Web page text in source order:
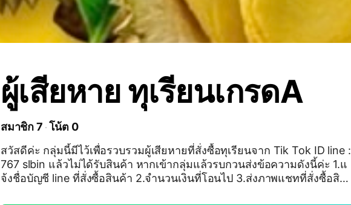
ผู้เสียหาย ทุเรียนเกรดA
สมาชิก 7 โน้ต 0
สวัสดีค่ะ กลุ่มนี้มีไว้เพื่อรวบรวมผู้เสียหายที่สั่งซื้อทุเรียนจาก Tik Tok ID line :
767 slbin แล้วไม่ได้รับสินค้า หากเข้ากลุ่มแล้วรบกวนส่งข้อความดังนี้ค่ะ 1.แ
จ้งชื่อบัญชี line ที่สั่งซื้อสินค้า 2.จำนวนเงินที่โอนไป 3.ส่งภาพแชทที่สั่งซื้อสิน